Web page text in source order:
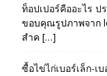
ท็อปเปอร์คืออะไร ป
ขอบคุณรูปภาพจาก
สำค […]
ซื้อไข่ไก่เบอร์เล็ก-เ